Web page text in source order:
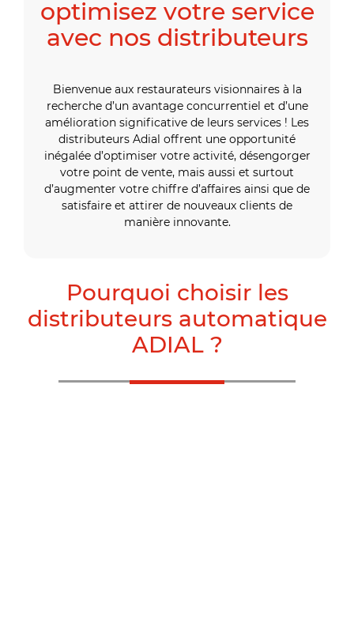
optimisez votre service
avec nos distributeurs
Bienvenue aux restaurateurs visionnaires à la
recherche d’un avantage concurrentiel et d’une
amélioration significative de leurs services ! Les
distributeurs Adial offrent une opportunité
inégalée d’optimiser votre activité, désengorger
votre point de vente, mais aussi et surtout
d’augmenter votre chiffre d’affaires ainsi que de
satisfaire et attirer de nouveaux clients de
manière innovante.
Pourquoi choisir les
distributeurs automatique
ADIAL ?